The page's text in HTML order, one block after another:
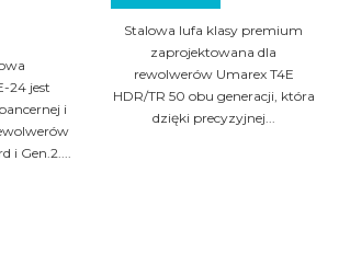
24 jest
i
i Gen.2....
Stalowa lufa klasy premium
zaprojektowana dla
rewolwerów Umarex T4E
HDR/TR 50 obu generacji, która
dzięki precyzyjnej...